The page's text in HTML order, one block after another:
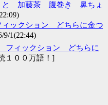
と 加藤茶 腹巻き 鼻ちょ
ックション どちらに金つ
9/1(22:44)
フィックション どちらに
１００万語！]